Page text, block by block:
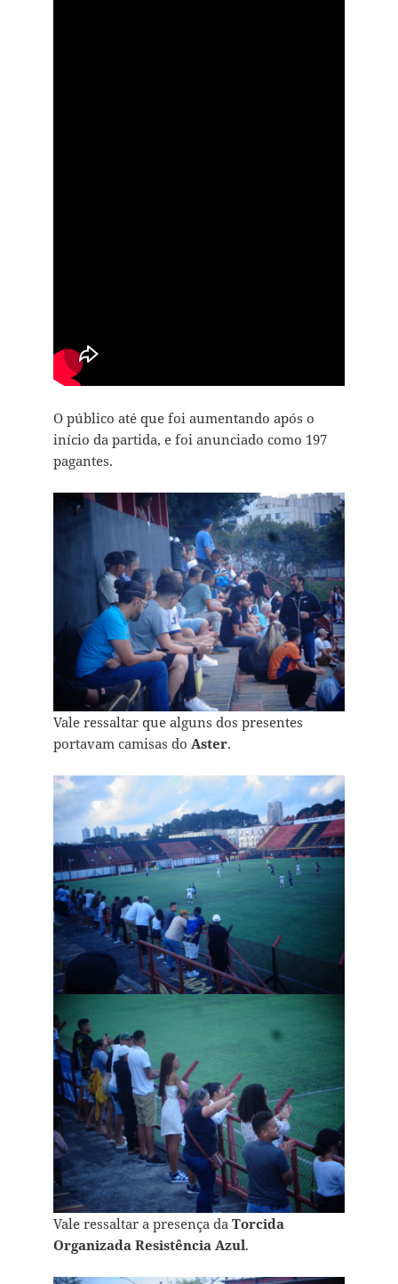
O público até que foi aumentando após o
início da partida, e foi anunciado como 197
pagantes.
Vale ressaltar que alguns dos presentes
portavam camisas do Aster.
Vale ressaltar a presença da Torcida
Organizada Resistência Azul.